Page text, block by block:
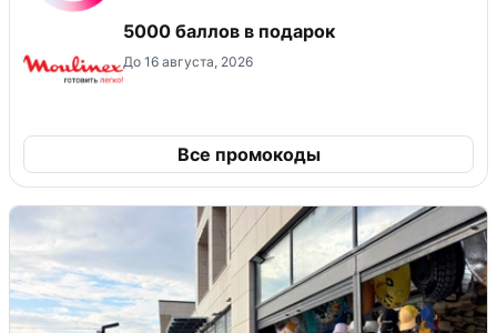
5000 баллов в подарок
До 16 августа, 2026
Все промокоды